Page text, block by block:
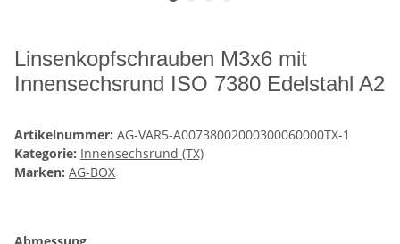
Linsenkopfschrauben M3x6 mit
Innensechsrund ISO 7380 Edelstahl A2
Artikelnummer: AG-VAR5-A00738002000300060000TX-1
Kategorie: Innensechsrund (TX)
Marken: AG-BOX